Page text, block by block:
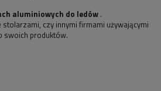
aluminiowych do ledów .
czy innymi firmami używającymi
swoich produktów.